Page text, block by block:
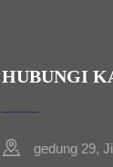
HUBUNGI
gedung 29,